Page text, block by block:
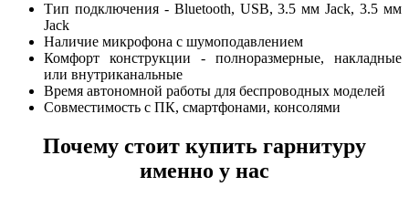
Тип подключения - Bluetooth, USB, 3.5 мм Jack, 3.5 мм
Jack
Наличие микрофона с шумоподавлением
Комфорт конструкции - полноразмерные, накладные
или внутриканальные
Время автономной работы для беспроводных моделей
Совместимость с ПК, смартфонами, консолями
Почему стоит купить гарнитуру
именно у нас